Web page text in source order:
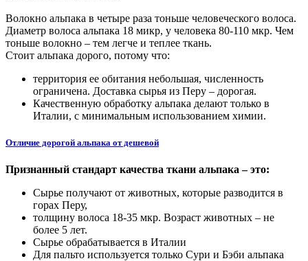
Волокно альпака в четыре раза тоньше человеческого волоса.
Диаметр волоса альпака 18 микр, у человека 80-110 мкр. Чем
тоньше волокно – тем легче и теплее ткань.
Стоит альпака дорого, потому что:
территория ее обитания небольшая, численность
ограничена. Доставка сырья из Перу – дорогая.
Качественную обработку альпака делают только в
Италии, с минимальным использованием химии.
Отличие дорогой альпака от дешевой
Признанный стандарт качества ткани альпака – это:
Сырье получают от животных, которые разводится в
горах Перу,
толщину волоса 18-35 мкр. Возраст животных – не
более 5 лет.
Сырье обрабатывается в Италии
Для пальто используется только Сури и Бэби альпака